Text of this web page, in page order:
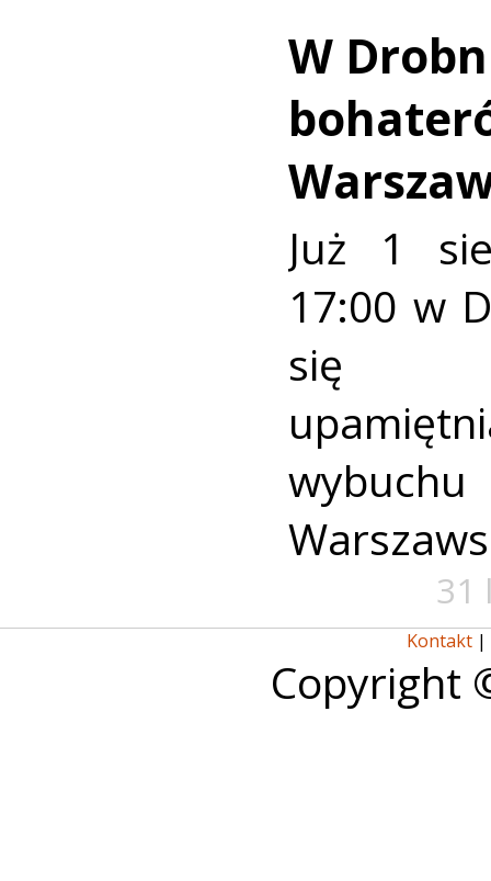
W
Już 1
17:00 w
się
31
Kontakt |
Copyright